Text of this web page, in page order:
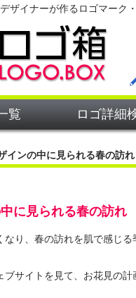
デザイナーが作るロゴマーク
覧 ロゴ詳細
インの中に見られる春の訪れ
に見られる春の訪れ
なり、春の訪れを肌で感じ
ブサイトを見て、お花見の